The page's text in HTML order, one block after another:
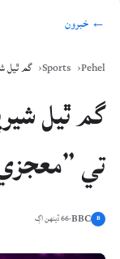
← خبرون
Pehel
Sports گم ٿيل
گم ٿيل
تي
B
BBC
·66 ڏينهن اڳ